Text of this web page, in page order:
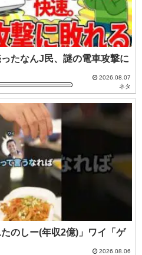
たなんJ民、謎の電車攻撃に
2026.08.07
ネタ
のしー(年収2億)」ワイ「ゲ
2026.08.06